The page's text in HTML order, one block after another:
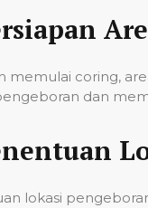
memulai coring,
dan
lokasi